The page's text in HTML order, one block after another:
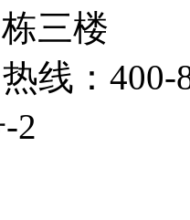
三楼
线：400-
2